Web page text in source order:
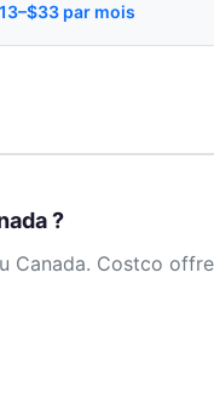
par mois
?
Canada. Costco